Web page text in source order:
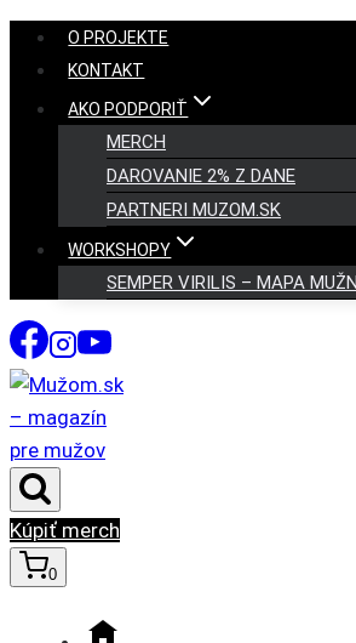
Skip
content
O PROJEKTE
KONTAKT
AKO PODPORIŤ
MERCH
DAROVANIE 2% Z DANE
PARTNERI MUZOM.SK
WORKSHOPY
SEMPER VIRILIS – MAPA
Kúpiť merch
0